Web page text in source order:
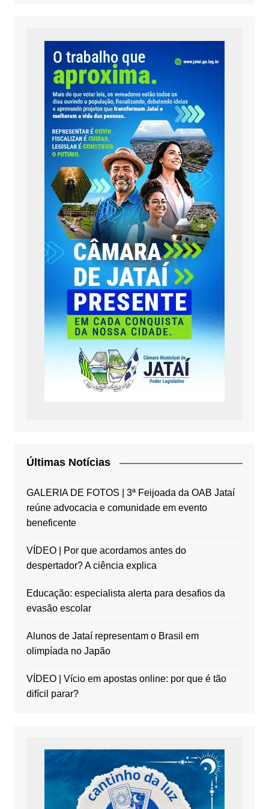
Últimas Notícias
GALERIA DE FOTOS | 3ª Feijoada da OAB Jataí
reúne advocacia e comunidade em evento
beneficente
VÍDEO | Por que acordamos antes do
despertador? A ciência explica
Educação: especialista alerta para desafios da
evasão escolar
Alunos de Jataí representam o Brasil em
olimpíada no Japão
VÍDEO | Vício em apostas online: por que é tão
difícil parar?